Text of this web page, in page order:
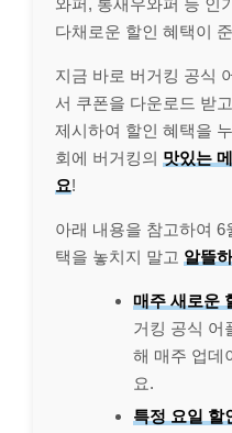
와퍼, 통새우와퍼 등 인
다채로운 할인 혜택이
지금 바로 버거킹 공식
서 쿠폰을 다운로드 받
제시하여 할인 혜택을
회에 버거킹의 맛있는
요!
아래 내용을 참고하여 6
택을 놓치지 말고 알뜰
매주 새로운
거킹 공식 어
해 매주 업데
요.
특정 요일 할